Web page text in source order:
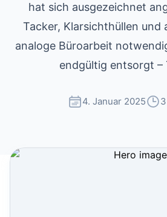
hat sich ausgezeichnet
Tacker, Klarsichthüllen und
analoge Büroarbeit
endgültig entsorgt –
4. Januar 2025